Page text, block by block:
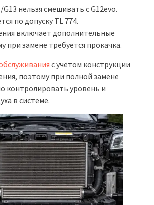
нельзя смешивать с G12evo.
по допуску TL 774.
включает дополнительные
при замене требуется прокачка.
с учётом конструкции
поэтому при полной замене
контролировать уровень и
в системе.